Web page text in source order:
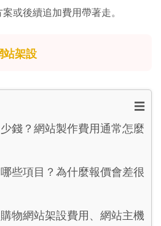
或後續追加費用帶著走。
站架設
☰
錢？網站製作費用通常怎麼
些項目？為什麼報價會差很
物網站架設費用、網站主機